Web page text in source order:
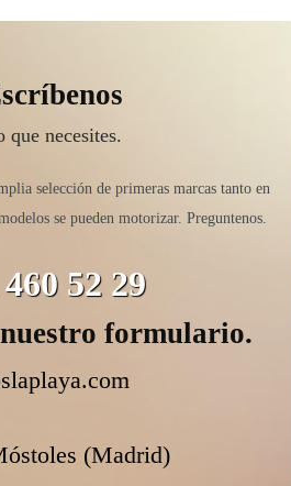
que necesites.
selección de primeras marcas tanto en
se pueden motorizar. Preguntenos.
52 29
formulario.
(Madrid)